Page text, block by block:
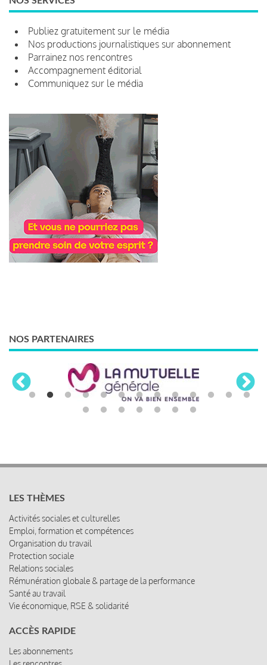
Publiez gratuitement sur le média
Nos productions journalistiques sur abonnement
Parrainez nos rencontres
Accompagnement éditorial
Communiquez sur le média
NOS PARTENAIRES
LES THÈMES
Activités sociales et culturelles
Emploi, formation et compétences
Organisation du travail
Protection sociale
Relations sociales
Rémunération globale & partage de la performance
Santé au travail
Vie économique, RSE & solidarité
ACCÈS RAPIDE
Les abonnements